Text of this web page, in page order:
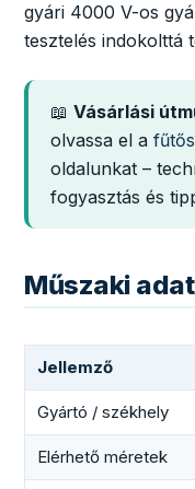
gyári 4000 V-os
tesztelés indokolttá
📖 Vásárlási
olvassa el a
oldalunkat –
fogyasztás és
Műszaki
Jellemző
Gyártó / székhely
Elérhető méretek